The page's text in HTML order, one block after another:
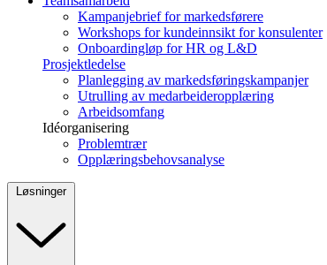
Kampanjebrief for markedsførere
Workshops for kundeinnsikt for konsulenter
Onboardingløp for HR og L&D
Prosjektledelse
Planlegging av markedsføringskampanjer
Utrulling av medarbeideropplæring
Arbeidsomfang
Idéorganisering
Problemtrær
Opplæringsbehovsanalyse
Løsninger